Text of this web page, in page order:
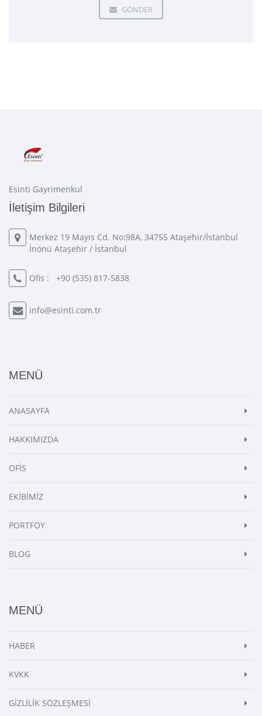
GÖNDER
Esinti Gayrimenkul
İletişim Bilgileri
Merkez 19 Mayıs Cd. No:98A, 34755 Ataşehir/İstanbul
İnönü Ataşehir / İstanbul
Ofis : +90 (535) 817-5838
info@esinti.com.tr
MENÜ
ANASAYFA
HAKKIMIZDA
OFİS
EKİBİMİZ
PORTFÖY
BLOG
MENÜ
HABER
KVKK
GİZLİLİK SÖZLEŞMESİ